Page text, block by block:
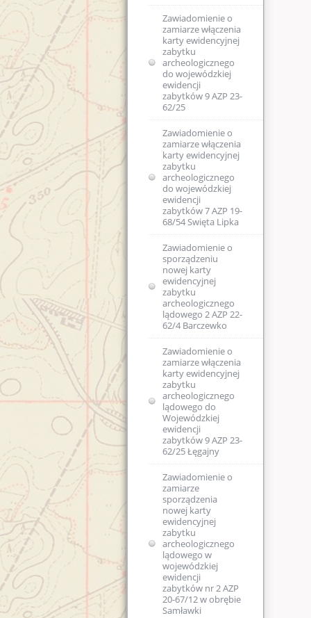
Zawiadomienie o
zamiarze włączenia
karty ewidencyjnej
zabytku
archeologicznego
do wojewódzkiej
ewidencji
zabytków 9 AZP 23-
62/25
Zawiadomienie o
zamiarze włączenia
karty ewidencyjnej
zabytku
archeologicznego
do wojewódzkiej
ewidencji
zabytków 7 AZP 19-
68/54 Swięta Lipka
Zawiadomienie o
sporządzeniu
nowej karty
ewidencyjnej
zabytku
archeologicznego
lądowego 2 AZP 22-
62/4 Barczewko
Zawiadomienie o
zamiarze włączenia
karty ewidencyjnej
zabytku
archeologicznego
lądowego do
Wojewódzkiej
ewidencji
zabytków 9 AZP 23-
62/25 Łęgajny
Zawiadomienie o
zamiarze
sporządzenia
nowej karty
ewidencyjnej
zabytku
archeologicznego
lądowego w
wojewódzkiej
ewidencji
zabytków nr 2 AZP
20-67/12 w obrębie
Samławki